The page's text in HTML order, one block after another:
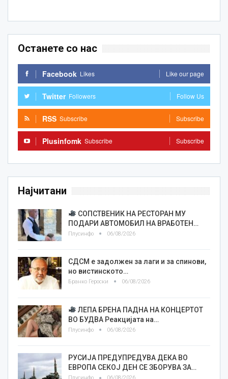
Останете со нас
Facebook Likes Like our page
Twitter Followers Follow Us
RSS Subscribe Subscribe
Plusinfomk Subscribe Subscribe
Најчитани
СОПСТВЕНИК НА РЕСТОРАН МУ
ПОДАРИ АВТОМОБИЛ НА ВРАБОТЕН…
Плусинфо 06/08/2026
СДСМ е задолжен за лаги и за спинови,
но вистинското…
Бранко Героски 06/08/2026
ЛЕПА БРЕНА ПАДНА НА КОНЦЕРТОТ
ВО БУДВА Реакцијата на…
Плусинфо 06/08/2026
РУСИЈА ПРЕДУПРЕДУВА ДЕКА ВО
ЕВРОПА СЕКОЈ ДЕН СЕ ЗБОРУВА ЗА…